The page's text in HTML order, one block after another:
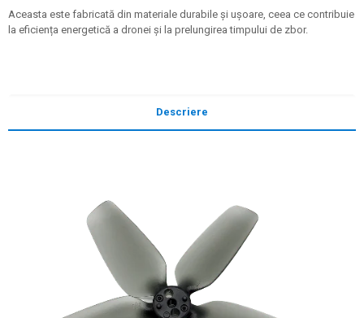
Aceasta este fabricată din materiale durabile și ușoare, ceea ce contribuie
la eficiența energetică a dronei și la prelungirea timpului de zbor.
Descriere